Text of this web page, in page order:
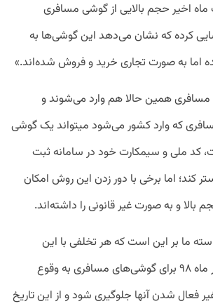
اخیر حجم بالایی از گوشی مسافری
کرده که نشان می‌دهد این گوشی‌ها به
اما به صورت تجاری خرید و فروش شده‌اند.»
مسافری همین حالا هم وارد می‌شوند و
مطابق با قانون هر مسافری که وارد کشور می‌شود می‎تواند یک گوشی
کد ملی و سیمکارت خود در سامانه ثبت
کند؛ اما برخی با دور زدن این روش امکان
بالا و به صورت غیر قانونی را داشته‌اند.
ما بر این است که هر تخلفی با این
مشخصات تا اول مهر ماه ۹۸ برای گوشی‌های مسافری به وقوع
فعال شدن آنها جلوگیری شود و از این تاریخ